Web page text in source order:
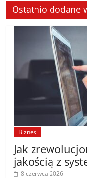
Ostatnio dodane
Biznes
Jak
jakością z
8 czerwca 2026